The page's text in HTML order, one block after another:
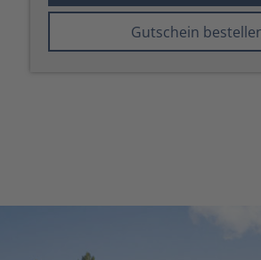
Gutschein